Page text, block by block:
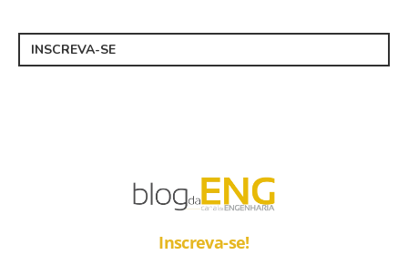
INSCREVA-SE
Inscreva-se!